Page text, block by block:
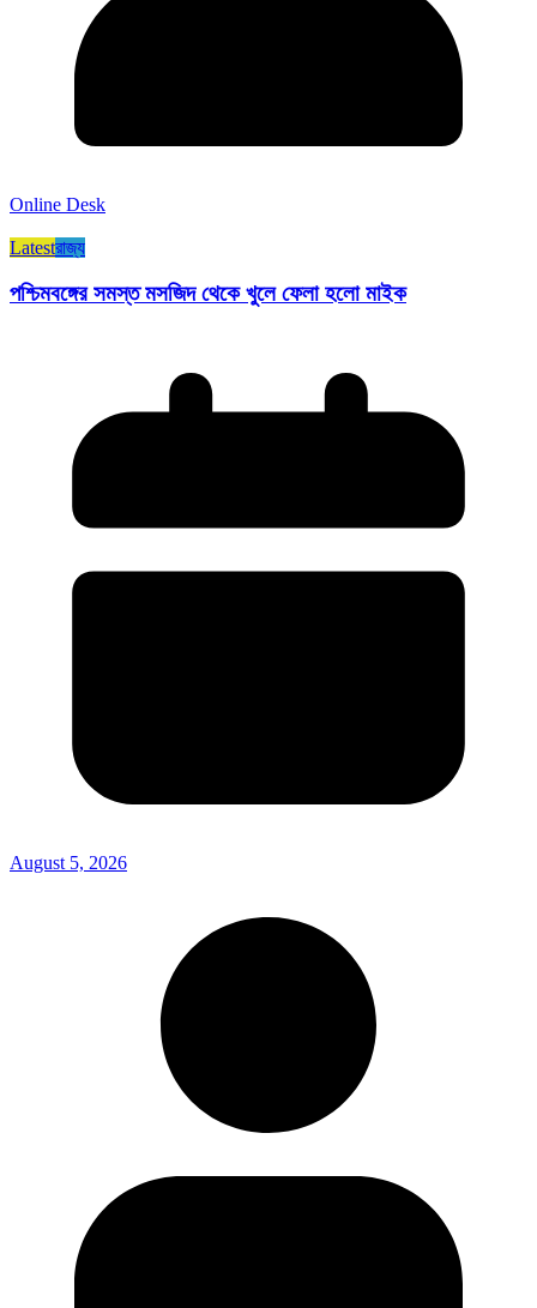
Online Desk
Latestরাজ্য​
পশ্চিমবঙ্গের সমস্ত মসজিদ থেকে খুলে ফেলা হলো মাইক
August 5, 2026